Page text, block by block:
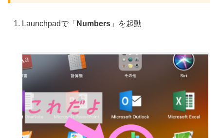
Launchpadで「 Numbers 」を起動